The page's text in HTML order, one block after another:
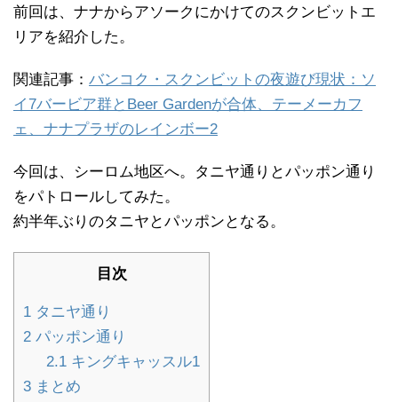
前回は、ナナからアソークにかけてのスクンビットエ
リアを紹介した。
関連記事： バンコク・スクンビットの夜遊び現状：ソ
イ7バービア群とBeer Gardenが合体、テーメーカフ
ェ、ナナプラザのレインボー2
今回は、シーロム地区へ。タニヤ通りとパッポン通り
をパトロールしてみた。
約半年ぶりのタニヤとパッポンとなる。
目次
1 タニヤ通り
2 パッポン通り
2.1キングキャッスル1
3 まとめ